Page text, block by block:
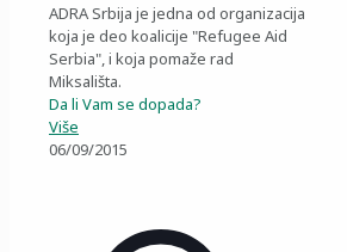
ADRA Srbija je jedna od organizacija
koja je deo koalicije "Refugee Aid
Serbia", i koja pomaže rad
Miksališta.
Da li Vam se dopada?
Više
06/09/2015